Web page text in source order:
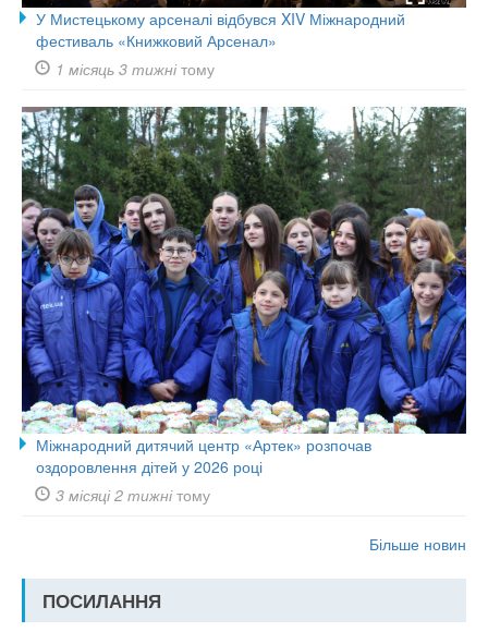
У Мистецькому арсеналі відбувся XIV Міжнародний
фестиваль «Книжковий Арсенал»
1 місяць 3 тижнітому
Міжнародний дитячий центр «Артек» розпочав
оздоровлення дітей у 2026 році
3 місяці 2 тижнітому
Більше новин
ПОСИЛАННЯ